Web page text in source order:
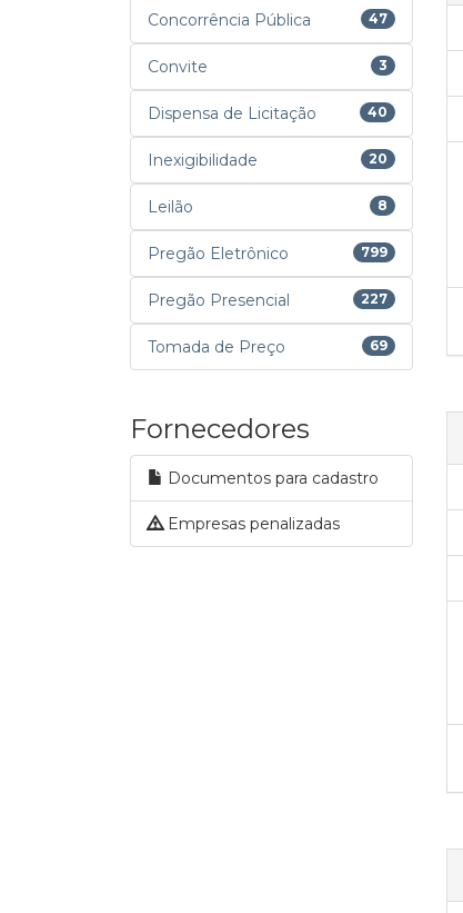
Concorrência Pública 47
Convite 3
Dispensa de Licitação 40
Inexigibilidade 20
Leilão 8
Pregão Eletrônico 799
Pregão Presencial 227
Tomada de Preço 69
Fornecedores
Documentos para cadastro
Empresas penalizadas